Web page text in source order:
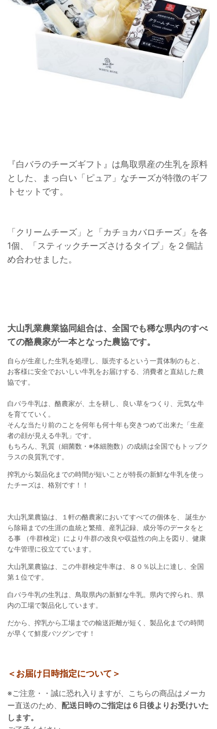
『白バラのチーズギフト』は鳥取県産の生乳を原料
とした、まっ白い「ピュア」なチーズが特徴のギフ
トセットです。
「クリームチーズ」と「カチョカバロチーズ」を各
1個、「スティックチーズさけるタイプ」を２個詰
め合わせました。
大山乳業農業協同組合は、全国でも稀な県内のすべ
ての酪農家が一本となった農協です。
自らが生産した生乳を処理し、販売するという一貫体制のもと、
お客様に安全でおいしい牛乳をお届けする、消費者と直結した農
協です。
白バラ牛乳は、酪農家が、土を耕し、良い草をつくり、元気な牛
を育てていく。
そんな当たり前のことを何年も何十年も突きつめて出来た「生産
者の顔が見える牛乳」です。
もちろん、乳質（細菌数・※体細胞数）の成績は全国でもトップク
ラスの良質乳です。
搾乳から製品化までの時間が短いことが特長の新鮮な牛乳を使っ
たチーズは、格別です！！
大山乳業農協は、１軒の酪農家においてすべての個体を、 誕生か
ら除籍までの生涯の血統と繁殖、産乳記録、成分等のデータをと
る事 （牛群検定）により牛群の改良や収益性の向上を図り、健康
な牛管理に役立てています。
大山乳業農協は、この牛群検定牛率は、８０％以上に達し、全国
第１位です。
白バラ牛乳の生乳は、鳥取県内の新鮮な牛乳。県内で搾られ、県
内の工場で製品化しています。
だから、搾乳から工場までの輸送距離が短く、製品化までの時間
が早くて鮮度バツグンです！
＜お届け日時指定について＞
※ご注意・・誠に恐れ入りますが、こちらの商品はメーカ
ー直送のため、 配送日時のご指定は６日後よりお受けいた
します。